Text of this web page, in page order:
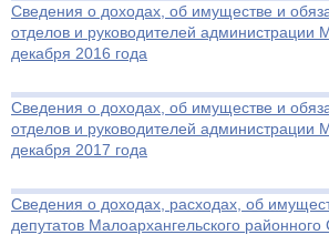
Сведения о доходах, об имуществе и
отделов и руководителей администрации
декабря 2016 года
Сведения о доходах, об имуществе и
отделов и руководителей администрации
декабря 2017 года
Сведения о доходах, расходах, об
депутатов Малоархангельского